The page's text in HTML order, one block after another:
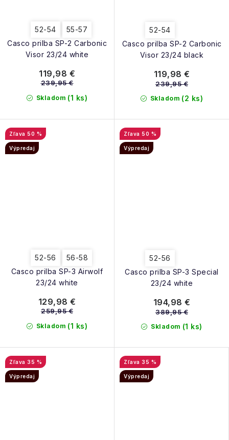
Casco prilba SP-2 Carbonic
Visor 23/24 white
52-54 55-57
Skladom (1 ks)
119,98 €
239,95 €
Casco prilba SP-2 Carbonic
Visor 23/24 black
52-54
Skladom (2 ks)
119,98 €
239,95 €
Casco prilba SP-3 Airwolf
23/24 white
50 %
Výpredaj
52-56 56-58
Skladom (1 ks)
129,98 €
259,95 €
Casco prilba SP-3 Special
23/24 white
50 %
Výpredaj
52-56
Skladom (1 ks)
194,98 €
389,95 €
35 %
Výpredaj
35 %
Výpredaj